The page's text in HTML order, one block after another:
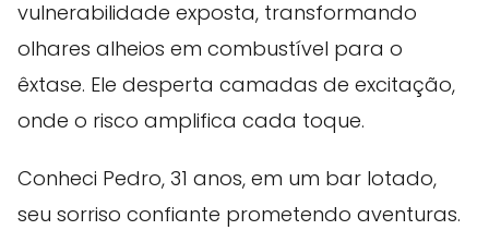
vulnerabilidade exposta, transformando
olhares alheios em combustível para o
êxtase. Ele desperta camadas de excitação,
onde o risco amplifica cada toque.
Conheci Pedro, 31 anos, em um bar lotado,
seu sorriso confiante prometendo aventuras.